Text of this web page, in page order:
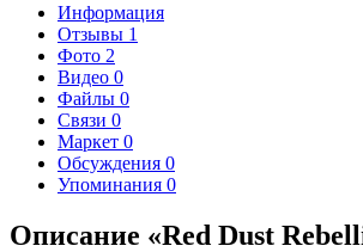
Информация
Отзывы 1
Фото 2
Видео 0
Файлы 0
Связи 0
Маркет 0
Обсуждения 0
Упоминания 0
Описание «Red Dust